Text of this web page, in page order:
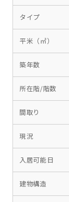
タイプ
平米（㎡）
築年数
所在階/階数
間取り
現況
入居可能日
建物構造